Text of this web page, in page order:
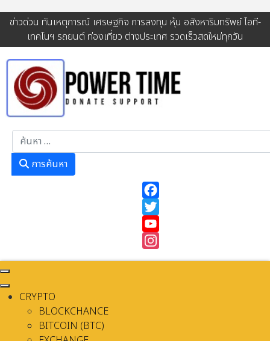
ข่าวด่วน ทันเหตุการณ์ เศรษฐกิจ การลงทุน หุ้น อสังหาริมทรัพย์ ไอที-
เทคโนฯ รถยนต์ ท่องเที่ยว ต่างประเทศ รวดเร็วสดใหม่ทุกวัน
การค้นหา
Instagram
CRYPTO
BLOCKCHANCE
BITCOIN (BTC)